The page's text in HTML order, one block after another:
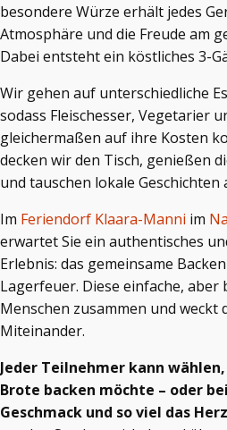
besondere Würze erhält jedes
Atmosphäre und die Freude am
Dabei entsteht ein köstliches 3-
Wir gehen auf unterschiedliche
sodass Fleischesser, Vegetarier
gleichermaßen auf ihre Kosten
decken wir den Tisch, genießen
und tauschen lokale Geschichten
Im Feriendorf Klaara-Manni im
erwartet Sie ein authentisches
Erlebnis: das gemeinsame
Lagerfeuer. Diese einfache,
Menschen zusammen und weckt
Miteinander.
Jeder Teilnehmer kann
Brote backen möchte – oder
Geschmack und so viel das